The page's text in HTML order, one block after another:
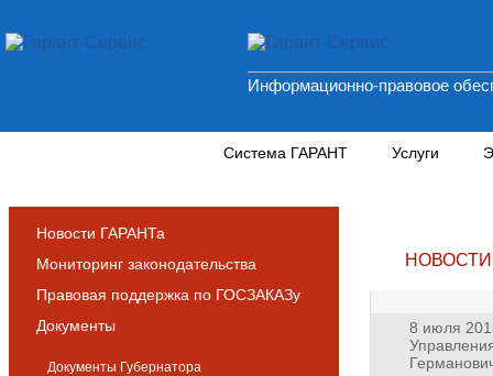
Информационно-правовое
Система ГАРАНТ Услуги
Новости ГАРАНТа
Мониторинг законодательства
Правовая поддержка по ГОСЗАКАЗу
Документы
Документы Губернатора
8 июля